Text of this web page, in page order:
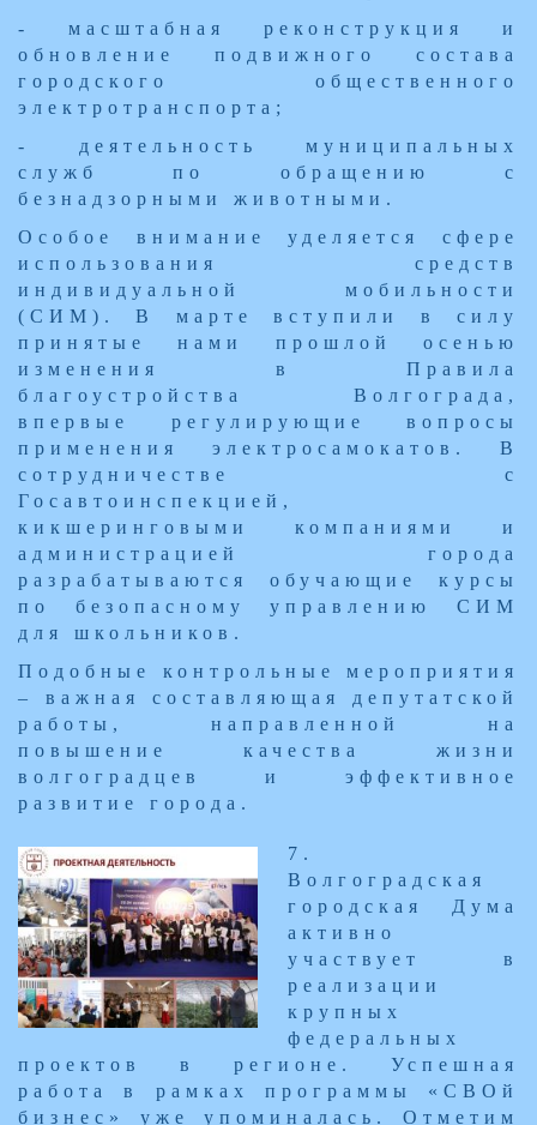
- масштабная реконструкция и
обновление подвижного состава
городского общественного
электротранспорта;
- деятельность муниципальных
служб по обращению с
безнадзорными животными.
Особое внимание уделяется сфере
использования средств
индивидуальной мобильности
(СИМ). В марте вступили в силу
принятые нами прошлой осенью
изменения в Правила
благоустройства Волгограда,
впервые регулирующие вопросы
применения электросамокатов. В
сотрудничестве с
Госавтоинспекцией,
кикшеринговыми компаниями и
администрацией города
разрабатываются обучающие курсы
по безопасному управлению СИМ
для школьников.
Подобные контрольные мероприятия
– важная составляющая депутатской
работы, направленной на
повышение качества жизни
волгоградцев и эффективное
развитие города.
​7.
Волгоградская
городская Дума
активно
участвует в
реализации
крупных
федеральных
проектов в регионе. Успешная
работа в рамках программы «СВОй
бизнес» уже упоминалась. Отметим